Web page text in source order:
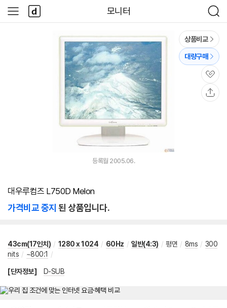
모니터
검
색
사
이
다
나
와
상품비교
대량구매
관
심
등록월 2005.06.
대우루컴즈 L750D Melon
가격비교 중지 된 상품입니다.
43cm(17인치) / 1280 x 1024 / 60Hz / 일반(4:3) / 평면 / 8ms / 300
nits / ~800:1 /
[단자정보] D-SUB